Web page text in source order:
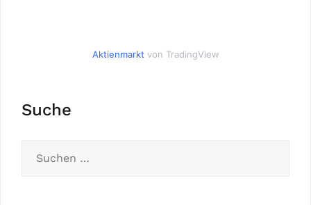
Aktienmarkt von TradingView
Suche